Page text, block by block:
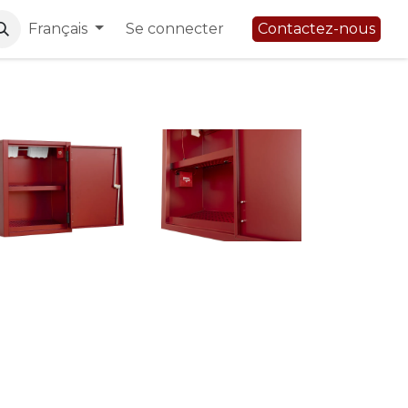
Français Se connecter Contactez-nous